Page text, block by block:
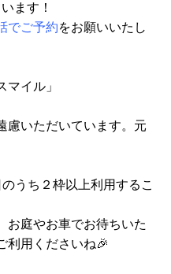
ます！
でご予約をお願いいたし
イル」
慮いただいています。元
うち２枠以上利用するこ
お庭やお車でお待ちいた
利用くださいね🎉